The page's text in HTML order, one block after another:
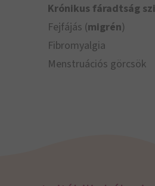
Krónikus fáradtság
Fejfájás (migrén)
Fibromyalgia
Menstruációs görcsök